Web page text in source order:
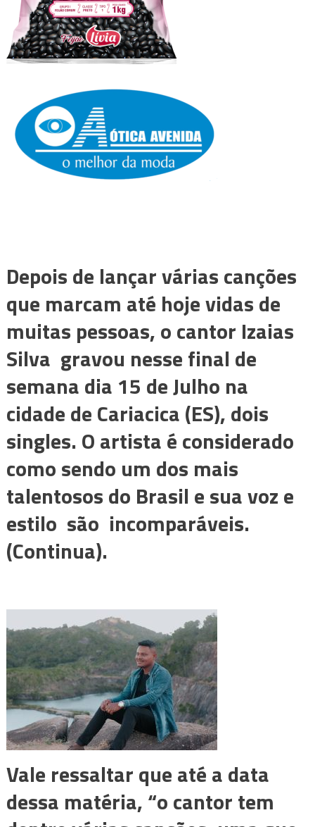
Depois de lançar várias canções
que marcam até hoje vidas de
muitas pessoas, o cantor Izaias
Silva gravou nesse final de
semana dia 15 de Julho na
cidade de Cariacica (ES), dois
singles. O artista é considerado
como sendo um dos mais
talentosos do Brasil e sua voz e
estilo são incomparáveis.
(Continua).
Vale ressaltar que até a data
dessa matéria, “o cantor tem